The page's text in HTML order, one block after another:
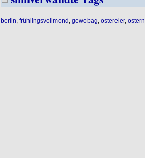
berlin frühlingsvollmond gewobag ostereier, ostern